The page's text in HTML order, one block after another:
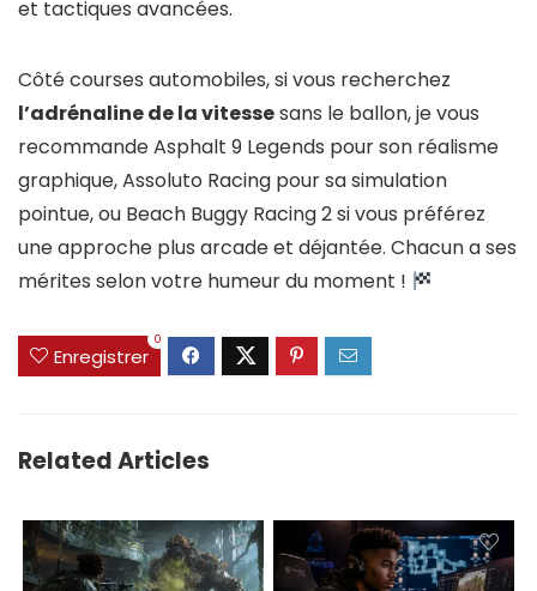
et tactiques avancées.
Côté courses automobiles, si vous recherchez
l’adrénaline de la vitessesans le ballon, je vous
recommande Asphalt 9 Legends pour son réalisme
graphique, Assoluto Racing pour sa simulation
pointue, ou Beach Buggy Racing 2 si vous préférez
une approche plus arcade et déjantée. Chacun a ses
mérites selon votre humeur du moment !
Enregistrer
0
Related Articles